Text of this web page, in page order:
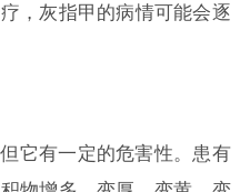
，灰指甲的病情可能会逐
它有一定的危害性。患有